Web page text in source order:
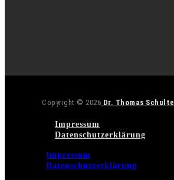
Copyright © 2026 Dr. Thomas Schulte
Impressum
Datenschutzerklärung
Impressum
Datenschutzerklärung